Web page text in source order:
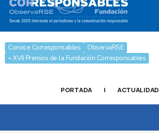
Conoce Corresponsables
ObservaRSE
» XVII Premios de la Fundación Corresponsables
PORTADA | ACTUALIDAD